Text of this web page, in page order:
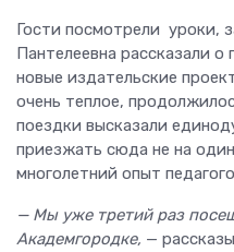
Гости посмотрели уроки,
Пантелеевна рассказали
новые издательские
очень теплое,
поездки высказали
приезжать сюда не на
многолетний опыт
— Мы уже третий раз
Академгородке, —